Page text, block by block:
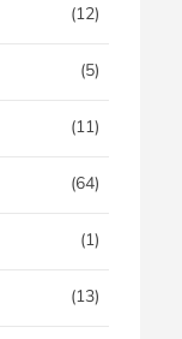
(12)
(5)
(11)
(64)
(1)
(13)